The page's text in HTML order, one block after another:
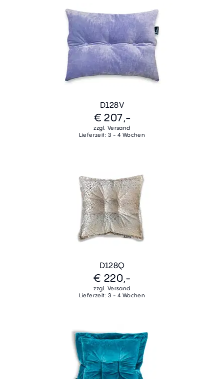
D128V
€ 207,-
zzgl. Versand
Lieferzeit: 3 - 4 Wochen
D128Q
€ 220,-
zzgl. Versand
Lieferzeit: 3 - 4 Wochen